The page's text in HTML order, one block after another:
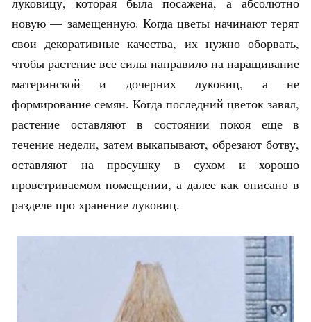
новую — замещенную. Когда цветы начинают терят
свои декоративные качества, их нужно оборвать,
чтобы растение все силы направило на наращивание
материнской и дочерних луковиц, а не
формирование семян. Когда последний цветок завял,
растение оставляют в состоянии покоя еще в
течение недели, затем выкапывают, обрезают ботву,
оставляют на просушку в сухом и хорошо
проветриваемом помещении, а далее как описано в
разделе про хранение луковиц.